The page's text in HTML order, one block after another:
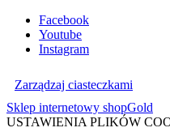
Facebook
Youtube
Instagram
Zarządzaj ciasteczkami
Sklep internetowy shopGold
USTAWIENIA PLIKÓW